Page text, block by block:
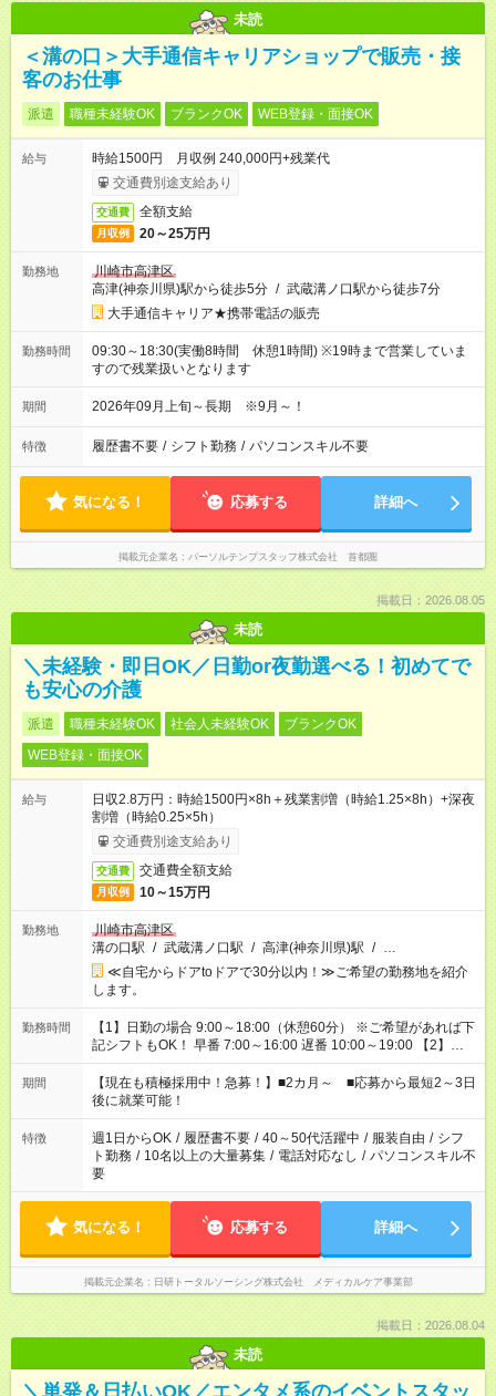
未読
＜溝の口＞大手通信キャリアショップで販売・接
客のお仕事
派遣 職種未経験OK ブランクOK WEB登録・面接OK
給与
時給1500円 月収例 240,000円+残業代
交通費別途支給あり
交通費 全額支給
月収例 20～25万円
勤務地
川崎市高津区
高津(神奈川県)駅から徒歩5分 / 武蔵溝ノ口駅から徒歩7分
大手通信キャリア★携帯電話の販売
勤務時間
09:30～18:30(実働8時間 休憩1時間) ※19時まで営業していま
すので残業扱いとなります
期間 2026年09月上旬～長期 ※9月～！
特徴 履歴書不要 / シフト勤務 / パソコンスキル不要
気になる！ 応募する 詳細へ
掲載元企業名 パーソルテンプスタッフ株式会社 首都圏
掲載日：2026.08.05
未読
＼未経験・即日OK／日勤or夜勤選べる！初めてで
も安心の介護
派遣 職種未経験OK 社会人未経験OK
ブランクOK
WEB登録・面接OK
給与
日収2.8万円：時給1500円×8h＋残業割増（時給1.25×8h）+深夜
割増（時給0.25×5h）
交通費別途支給あり
交通費 交通費全額支給
月収例 10～15万円
勤務地
川崎市高津区
溝の口駅 / 武蔵溝ノ口駅 / 高津(神奈川県)駅 / …
≪自宅からドアtoドアで30分以内！≫ご希望の勤務地を紹介
します。
勤務時間
【1】日勤の場合 9:00～18:00（休憩60分） ※ご希望があれば下
記シフトもOK！ 早番 7:00～16:00 遅番 10:00～19:00 【2】夜
勤の場合 16:30～翌9:30 16:30～翌10:30など ※Wワーク希望の
方へ 今ご覧のお仕事で希望する勤務時間と、もう1つのお仕事の
勤務時間。 合計で週40時間を超える場合は応募できません。
期間
【現在も積極採用中！急募！】■2カ月～ ■応募から最短2～3日
後に就業可能！
特徴 週1日からOK / 履歴書不要 / 40～50代活躍中 / 服装自由 / シフ
ト勤務 / 10名以上の大量募集 / 電話対応なし / パソコンスキル不
要
気になる！ 応募する 詳細へ
掲載元企業名 日研トータルソーシング株式会社 メディカルケア事業部
掲載日：2026.08.04
未読
＼単発＆日払いOK／エンタメ系のイベントスタッ